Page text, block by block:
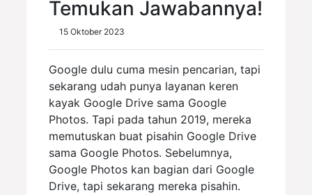
Temukan Jawabannya!
15 Oktober 2023
Google dulu cuma mesin pencarian, tapi
sekarang udah punya layanan keren
kayak Google Drive sama Google
Photos. Tapi pada tahun 2019, mereka
memutuskan buat pisahin Google Drive
sama Google Photos. Sebelumnya,
Google Photos kan bagian dari Google
Drive, tapi sekarang mereka pisahin.